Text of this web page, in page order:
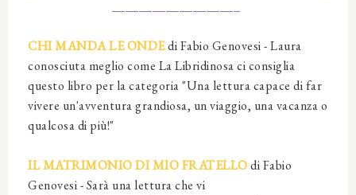
CHI MANDA LE ONDEdi Fabio Genovesi - Laura
conosciuta meglio come La Libridinosa ci consiglia
questo libro per la categoria "Una lettura capace di far
vivere un'avventura grandiosa, un viaggio, una vacanza o
qualcosa di più!"
IL MATRIMONIO DI MIO FRATELLOdi Fabio
Genovesi - Sarà una lettura che vi